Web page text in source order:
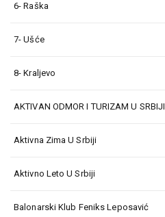
6- Raška
7- Ušće
8- Kraljevo
AKTIVAN ODMOR I TURIZAM U SRBIJI
Aktivna Zima U Srbiji
Aktivno Leto U Srbiji
Balonarski Klub Feniks Leposavić